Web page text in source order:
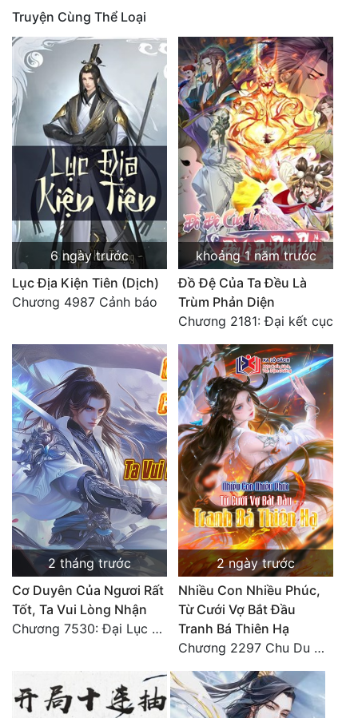
Truyện Cùng Thể Loại
6 ngày trước
Lục Địa Kiện Tiên (Dịch)
Chương 4987 Cảnh báo
khoảng 1 năm trước
Đồ Đệ Của Ta Đều Là
Trùm Phản Diện
Chương 2181: Đại kết cục
2 tháng trước
Cơ Duyên Của Ngươi Rất
Tốt, Ta Vui Lòng Nhận
Chương 7530: Đại Lục Khởi Nguyên – Kiến Thành 71
2 ngày trước
Nhiều Con Nhiều Phúc,
Từ Cưới Vợ Bắt Đầu
Tranh Bá Thiên Hạ
Chương 2297 Chu Du Du mang thai